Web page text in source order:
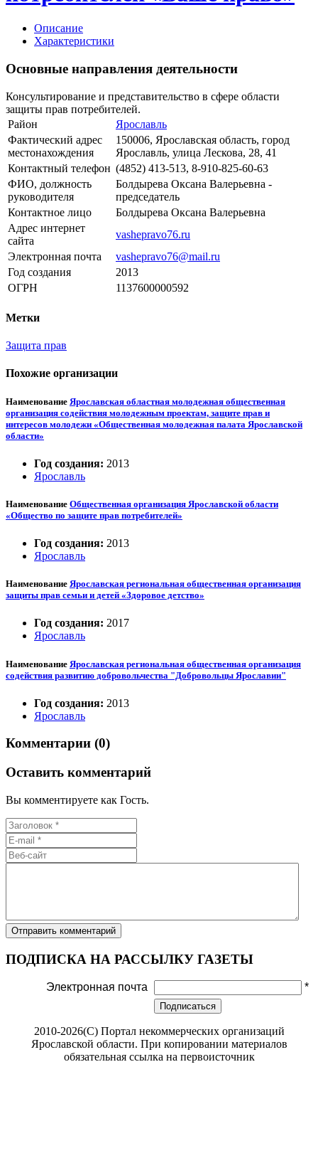
Описание
Характеристики
Основные направления деятельности
Консультирование и представительство в сфере области
защиты прав потребителей.
Район
Ярославль
Фактический адрес
местонахождения
150006, Ярославская область, город
Ярославль, улица Лескова, 28, 41
Контактный телефон (4852) 413-513, 8-910-825-60-63
ФИО, должность
руководителя
Болдырева Оксана Валерьевна -
председатель
Контактное лицо
Болдырева Оксана Валерьевна
Адрес интернет
сайта
vashepravo76.ru
Электронная почта
vashepravo76@mail.ru
Год создания
2013
ОГРН
1137600000592
Метки
Защита прав
Похожие организации
Наименование Ярославская областная молодежная общественная
организация содействия молодежным проектам, защите прав и
интересов молодежи «Общественная молодежная палата Ярославской
области»
Год создания: 2013
Ярославль
Наименование Общественная организация Ярославской области
«Общество по защите прав потребителей»
Год создания: 2013
Ярославль
Наименование Ярославская региональная общественная организация
защиты прав семьи и детей «Здоровое детство»
Год создания: 2017
Ярославль
Наименование Ярославская региональная общественная организация
содействия развитию добровольчества "Добровольцы Ярославии"
Год создания: 2013
Ярославль
Комментарии (0)
Оставить комментарий
Вы комментируете как Гость.
ПОДПИСКА НА РАССЫЛКУ ГАЗЕТЫ
Электронная почта *
Подписаться
2010-2026(С) Портал некоммерческих организаций
Ярославской области. При копировании материалов
обязательная ссылка на первоисточник